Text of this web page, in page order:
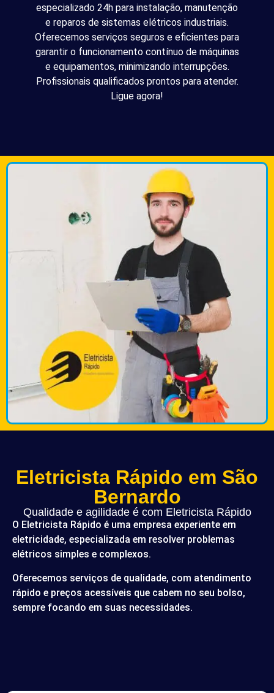
especializado 24h para instalação, manutenção
e reparos de sistemas elétricos industriais.
Oferecemos serviços seguros e eficientes para
garantir o funcionamento contínuo de máquinas
e equipamentos, minimizando interrupções.
Profissionais qualificados prontos para atender.
Ligue agora!
Eletricista Rápido em São
Bernardo
Qualidade e agilidade é com Eletricista Rápido
O Eletricista Rápido é uma empresa experiente em
eletricidade, especializada em resolver problemas
elétricos simples e complexos.
Oferecemos serviços de qualidade, com atendimento
rápido e preços acessíveis que cabem no seu bolso,
sempre focando em suas necessidades.